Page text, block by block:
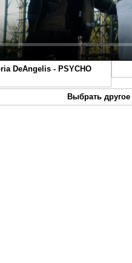
DeAngelis - PSYCHO
Выбрать